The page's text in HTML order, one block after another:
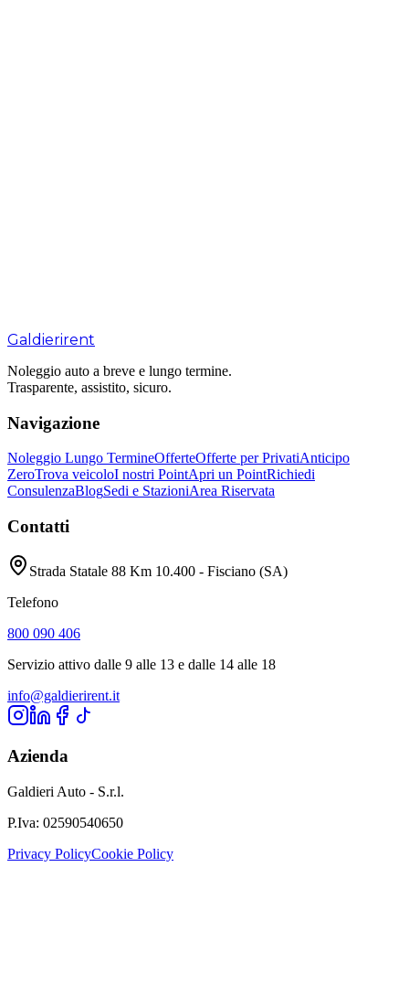
Galdierirent
Noleggio auto a breve e lungo termine.
Trasparente, assistito, sicuro.
Navigazione
Noleggio Lungo TermineOfferteOfferte per PrivatiAnticipo
ZeroTrova veicoloI nostri PointApri un PointRichiedi
ConsulenzaBlogSedi e StazioniArea Riservata
Contatti
Strada Statale 88 Km 10.400 - Fisciano (SA)
Telefono
800 090 406
Servizio attivo dalle 9 alle 13 e dalle 14 alle 18
info@galdierirent.it
Azienda
Galdieri Auto - S.r.l.
P.Iva: 02590540650
Privacy PolicyCookie Policy